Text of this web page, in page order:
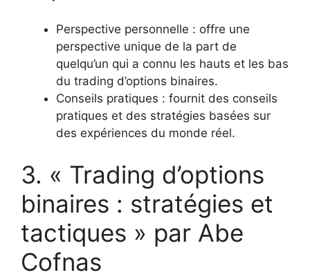
Perspective personnelle : offre une
perspective unique de la part de
quelqu’un qui a connu les hauts et les bas
du trading d’options binaires.
Conseils pratiques : fournit des conseils
pratiques et des stratégies basées sur
des expériences du monde réel.
3. « Trading d’options
binaires : stratégies et
tactiques » par Abe
Cofnas